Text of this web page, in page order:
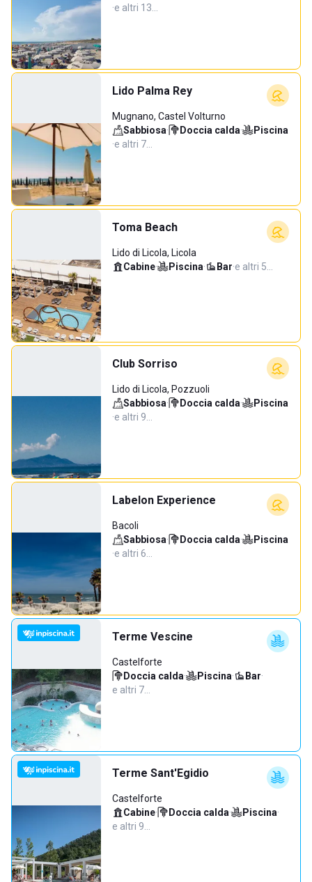
·e altri 13…
Lido Palma Rey
Mugnano, Castel Volturno
Sabbiosa· Doccia calda·
Piscina
·e altri 7…
Toma Beach
Lido di Licola, Licola
Cabine· Piscina· Bar·e altri 5…
Club Sorriso
Lido di Licola, Pozzuoli
Sabbiosa· Doccia calda·
Piscina
·e altri 9…
Labelon Experience
Bacoli
Sabbiosa· Doccia calda·
Piscina
·e altri 6…
Terme Vescine
Castelforte
Doccia calda· Piscina· Bar·
e altri 7…
Terme Sant'Egidio
Castelforte
Cabine· Doccia calda· Piscina·
e altri 9…